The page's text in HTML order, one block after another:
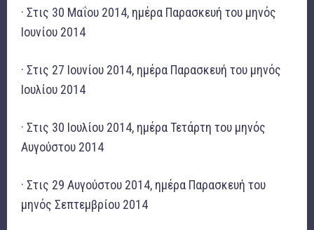
· Στις 30 Μαΐου 2014, ημέρα Παρασκευή του μηνός
Ιουνίου 2014
· Στις 27 Ιουνίου 2014, ημέρα Παρασκευή του μηνός
Ιουλίου 2014
· Στις 30 Ιουλίου 2014, ημέρα Τετάρτη του μηνός
Αυγούστου 2014
· Στις 29 Αυγούστου 2014, ημέρα Παρασκευή του
μηνός Σεπτεμβρίου 2014